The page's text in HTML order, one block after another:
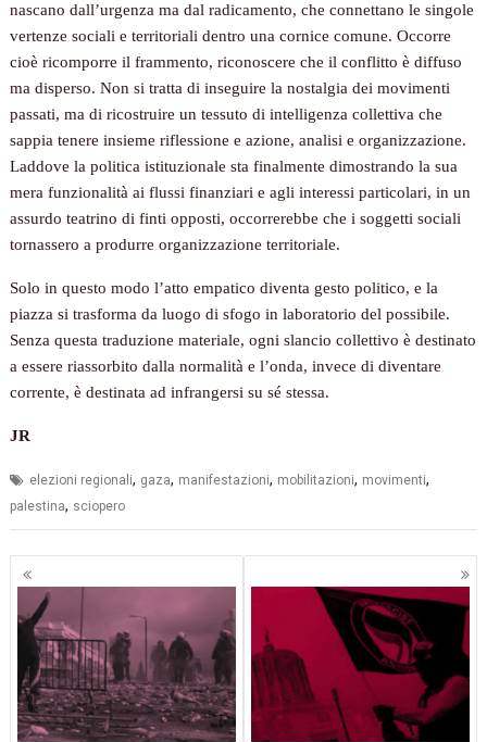
nascano dall’urgenza ma dal radicamento, che connettano le singole
vertenze sociali e territoriali dentro una cornice comune. Occorre
cioè ricomporre il frammento, riconoscere che il conflitto è diffuso
ma disperso. Non si tratta di inseguire la nostalgia dei movimenti
passati, ma di ricostruire un tessuto di intelligenza collettiva che
sappia tenere insieme riflessione e azione, analisi e organizzazione.
Laddove la politica istituzionale sta finalmente dimostrando la sua
mera funzionalità ai flussi finanziari e agli interessi particolari, in un
assurdo teatrino di finti opposti, occorrerebbe che i soggetti sociali
tornassero a produrre organizzazione territoriale.
Solo in questo modo l’atto empatico diventa gesto politico, e la
piazza si trasforma da luogo di sfogo in laboratorio del possibile.
Senza questa traduzione materiale, ogni slancio collettivo è destinato
a essere riassorbito dalla normalità e l’onda, invece di diventare
corrente, è destinata ad infrangersi su sé stessa.
JR
elezioni regionali, gaza, manifestazioni, mobilitazioni, movimenti,
palestina, sciopero
Navigazione
articoli